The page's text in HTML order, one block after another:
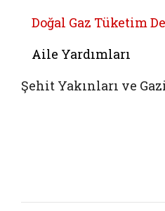
Doğal Gaz Tüketim
Aile Yardımları
Şehit Yakınları ve